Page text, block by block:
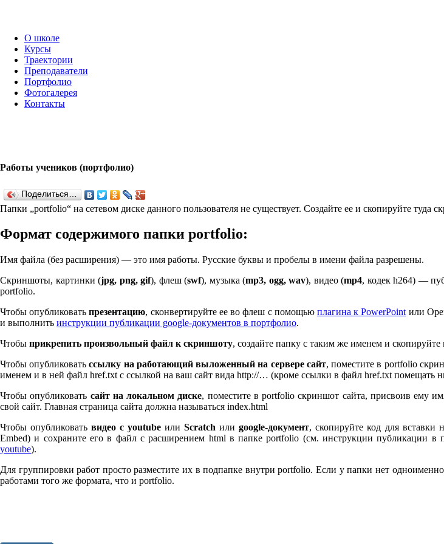
О школе
Курсы
Траектории
Преподаватели
Портфолио
Фотогалерея
Контакты
Работы учеников (портфолио)
Поделиться…
Папки „port­fo­lio“ на сетевом диске данного пользователя не существует. Создайте ее и скопируйте туда
Формат содержимого папки port­fo­lio:
Имя файла (без расширения) — это имя работы. Русские буквы и пробелы в имени файла разрешены.
Скриншоты, картинки (jpg, png, gif), флеш (swf), музыка (mp3, ogg, wav), видео (mp4, кодек h264) —
port­fo­lio.
Чтобы опубликоватьпрезентацию, сконвертируйте ее во флеш с помощью плагина к Pow­er­Point или
и выполнить инструкции публикации google-документов в портфолио.
Чтобы прикрепить произвольный файл к скриншоту, создайте папку с таким же именем и
Чтобы опубликоватьссылку на работающий выложенный на сервере сайт, поместите в port­fo­lio
именем и в ней файл href.txt с ссылкой на ваш сайт вида http://… (кроме ссылки в файл href.txt помещать
Чтобы опубликовать сайт на локальном диске, поместите в port­fo­lio скриншот сайта, присвоив ему
свой сайт. Главная страница сайта должна называться index.html
Чтобы опубликоватьвидео с youtube илиScratch илиgoogle-документ, скопируйте код для вставки
Embed) и сохраните его в файл с расширением html в папке port­fo­lio (см. инструкции публикации в
youtube).
Для группировки работ просто разместите их в подпапке внутри port­fo­lio. Если у папки нет
работами того же формата, что и port­fo­lio.